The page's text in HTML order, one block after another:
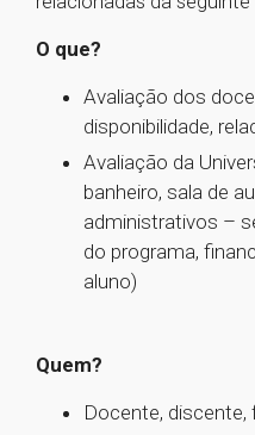
O que?
Avaliação dos
disponibilidade,
Avaliação da
banheiro, sala de
administrativos –
do programa,
aluno)
Quem?
Docente, discente,